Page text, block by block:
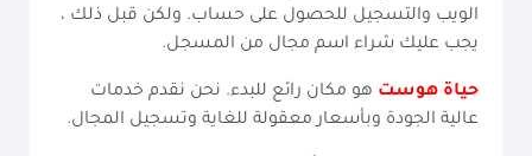
الويب والتسجيل للحصول على حساب. ولكن قبل ذلك ،
يجب عليك شراء اسم مجال من المسجل.
حياة هوستهو مكان رائع للبدء. نحن نقدم خدمات
عالية الجودة وبأسعار معقولة للغاية وتسجيل المجال.